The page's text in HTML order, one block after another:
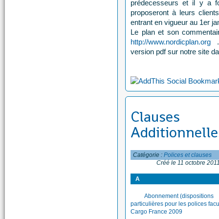
prédecesseurs et il y a
proposeront à leurs
entrant en vigueur au 1er
Le plan et son
http://www.nordicplan.org
version pdf sur notre site
Clauses
Catégorie :Polices et clauses
Créé le 11 octobre
A
Abonnement (dispositions
particulières pour les polices
Cargo France 2009